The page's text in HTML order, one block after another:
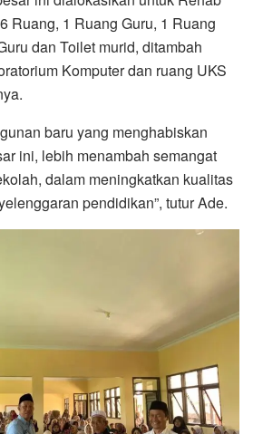
Ruang, 1 Ruang Guru, 1 Ruang
dan Toilet murid, ditambah
Komputer dan ruang UKS
baru yang menghabiskan
ini, lebih menambah semangat
dalam meningkatkan kualitas
pendidikan”, tutur Ade.